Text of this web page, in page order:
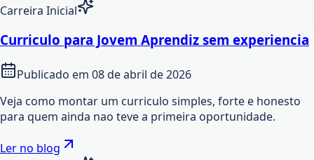
Carreira Inicial
Curriculo para Jovem Aprendiz sem experiencia
Publicado em 08 de abril de 2026
Veja como montar um curriculo simples, forte e honesto
para quem ainda nao teve a primeira oportunidade.
Ler no blog